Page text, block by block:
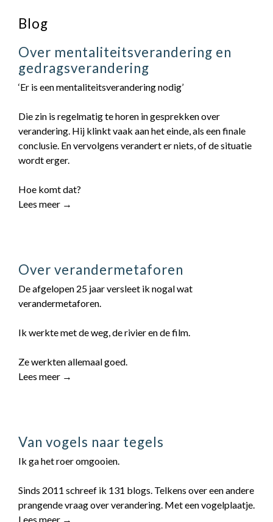
Blog
Over mentaliteitsverandering en
gedragsverandering
‘Er is een mentaliteitsverandering nodig’
Die zin is regelmatig te horen in gesprekken over
verandering. Hij klinkt vaak aan het einde, als een finale
conclusie. En vervolgens verandert er niets, of de situatie
wordt erger.
Hoe komt dat?
Lees meer →
Over verandermetaforen
De afgelopen 25 jaar versleet ik nogal wat
verandermetaforen.
Ik werkte met de weg, de rivier en de film.
Ze werkten allemaal goed.
Lees meer →
Van vogels naar tegels
Ik ga het roer omgooien.
Sinds 2011 schreef ik 131 blogs. Telkens over een andere
prangende vraag over verandering. Met een vogelplaatje.
Lees meer →